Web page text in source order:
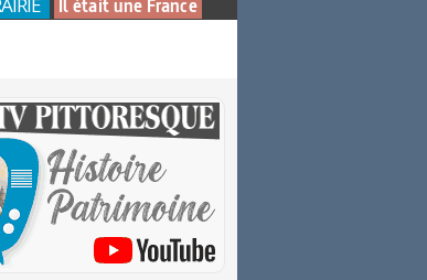
Il était une France